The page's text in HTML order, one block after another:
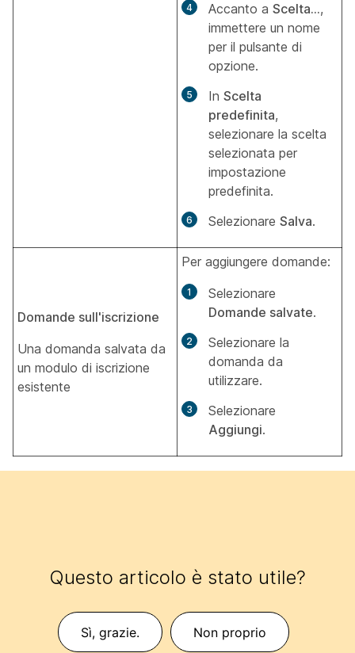
Accanto a Scelta...,
immettere un nome
per il pulsante di
opzione.
In Scelta
predefinita,
selezionare la scelta
selezionata per
impostazione
predefinita.
Selezionare Salva.
Domande sull'iscrizione
Una domanda salvata da
un modulo di iscrizione
esistente
Per aggiungere domande:
Selezionare
Domande salvate.
Selezionare la
domanda da
utilizzare.
Selezionare
Aggiungi.
Questo articolo è stato utile?
Sì, grazie. Non proprio